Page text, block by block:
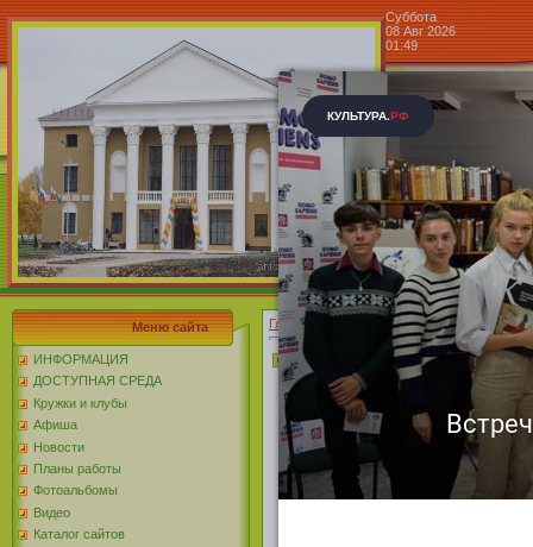
Суббота
08 Авг 2026
01:49
Центр
Блог »
Меню сайта
ИНФОРМАЦИЯ
ДОСТУПНАЯ СРЕДА
Кружки и клубы
Афиша
Новости
Планы работы
Фотоальбомы
Видео
Каталог сайтов
Главная Июнь » 01» студии
студии «Изюм»
Центр
с.